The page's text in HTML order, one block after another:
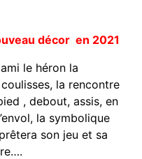
décor en 2021
le héron la
la rencontre
, debout, assis, en
la symbolique
son jeu et sa